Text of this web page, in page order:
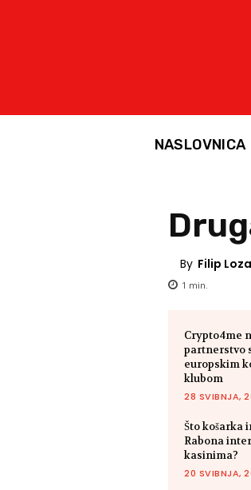
NASLOVNICA
By Filip
1 min.
Crypto4me
partnerstvo
europskim
klubom
28 SVIBNJA,
Što košarka
Rabona
kasinima?
20 SVIBNJA,